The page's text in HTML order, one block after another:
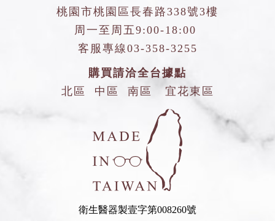
桃園市桃園區長春路338號3樓
周一至周五9:00-18:00
客服專線03-358-3255
購買請洽全台據點
北區
中區 南區 宜花東區
衛生醫器製壹字第008260號